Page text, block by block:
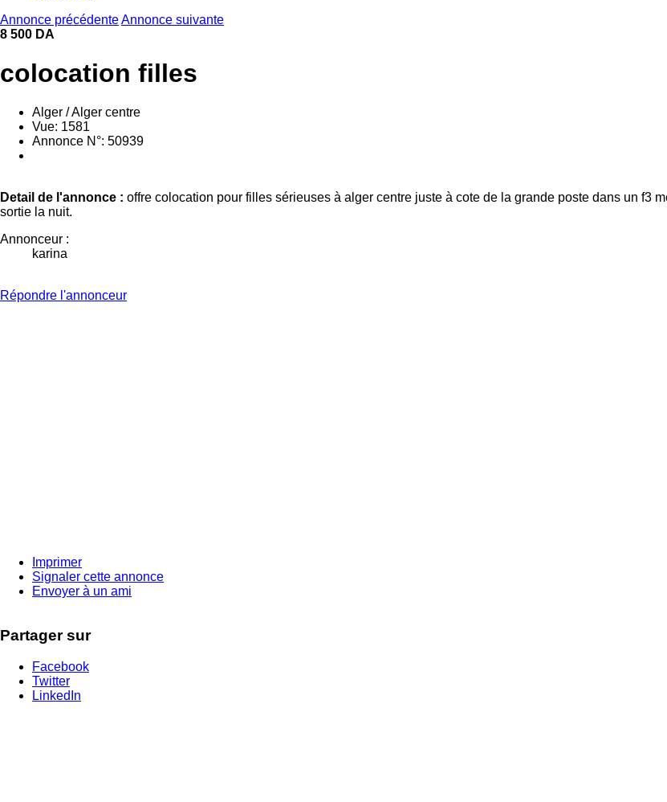
Annonce précédenteAnnonce suivante
8 500 DA
colocation filles
Alger / Alger centre
Vue: 1581
Annonce N°: 50939
Detail de l'annonce : offre colocation pour filles sérieuses à alger centre juste à cote de la grande poste dans un f3
sortie la nuit.
Annonceur :
karina
Répondre l'annonceur
Imprimer
Signaler cette annonce
Envoyer à un ami
Partager sur
Facebook
Twitter
LinkedIn